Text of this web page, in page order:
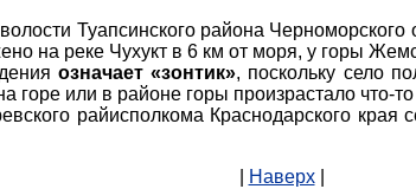
Туапсинского района Черноморского
на реке Чухукт в 6 км от моря, у горы
означает «зонтик», поскольку село
горе или в районе горы произрастало
райисполкома Краснодарского края
Наверх|